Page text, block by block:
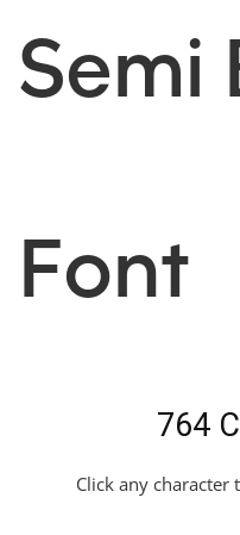
Semi
Font
764
Click any